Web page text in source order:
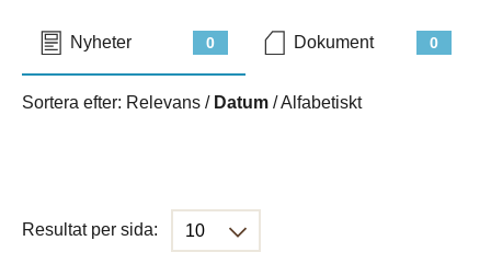
0
Nyheter 0
Dokument
Sortera efter: Relevans / Datum /Alfabetiskt
Resultat per sida: